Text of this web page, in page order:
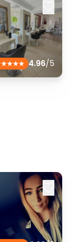
4.96/5